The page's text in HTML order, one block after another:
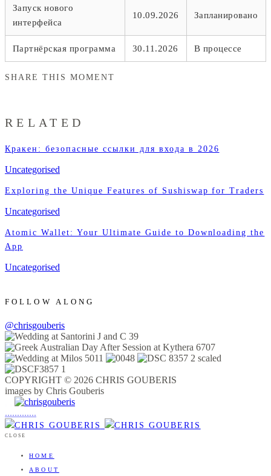
Запуск нового
интерфейса
10.09.2026 Запланировано
Партнёрская программа 30.11.2026 В процессе
SHARE THIS MOMENT
RELATED
Кракен: безопасные ссылки для входа в 2026
Uncategorised
Exploring the Unique Features of Sushiswap for Traders
Uncategorised
Atomic Wallet: Your Ultimate Guide to Downloading the
App
Uncategorised
FOLLOW ALONG
@chrisgouberis
COPYRIGHT © 2026 CHRIS GOUBERIS
images by Chris Gouberis
.............
CLOSE
HOME
ABOUT